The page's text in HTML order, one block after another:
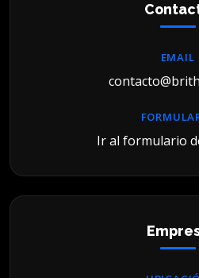
EMAIL
Ir al formulario